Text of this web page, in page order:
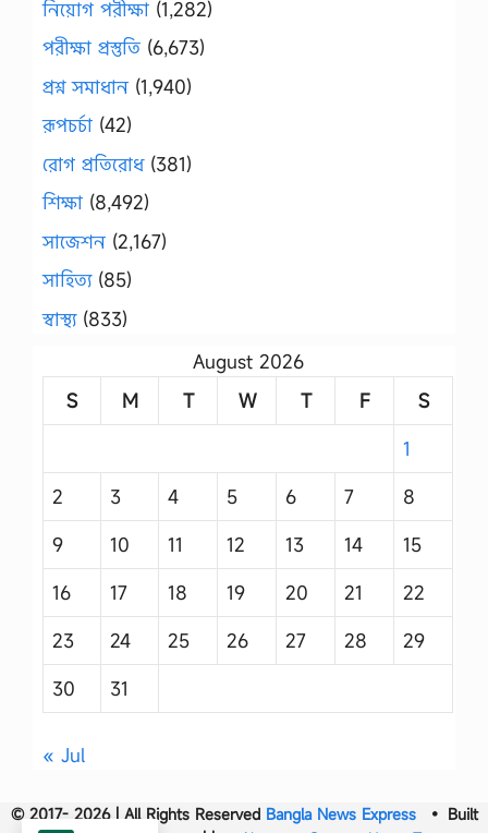
নিয়োগ পরীক্ষা (1,282)
পরীক্ষা প্রস্তুতি (6,673)
প্রশ্ন সমাধান (1,940)
রূপচর্চা (42)
রোগ প্রতিরোধ(381)
শিক্ষা (8,492)
সাজেশন (2,167)
সাহিত্য(85)
স্বাস্থ্য(833)
August 2026
S
M T W T F
S
1
2
3 4 5 6 7
8
9
10 11 12 13 14
15
16
17 18 19 20 21
22
23
24 25 26 27 28
29
30
31
« Jul
© 2017- 2026 | All Rights Reserved Bangla News Express• Built